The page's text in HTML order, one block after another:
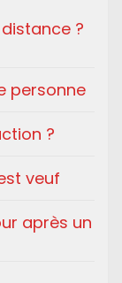
?
personne
?
veuf
après un